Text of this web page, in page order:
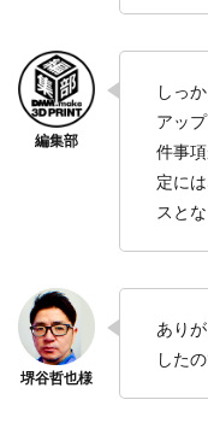
しっ
アッ
件事
定に
スと
あり
した